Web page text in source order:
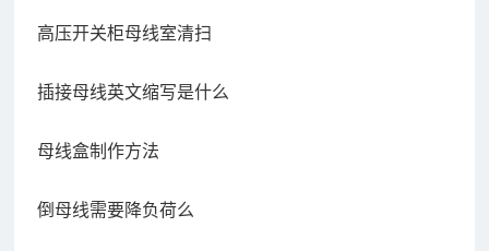
高压开关柜母线室清扫
插接母线英文缩写是什么
母线盒制作方法
倒母线需要降负荷么